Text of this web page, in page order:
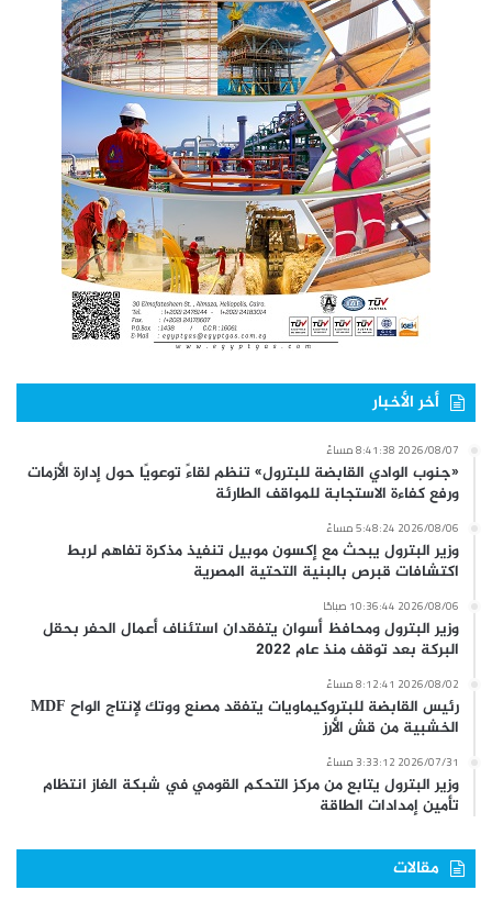
أخر الأخبار
2026/08/07 8:41:38 مساءً
«جنوب الوادي القابضة للبترول» تنظم لقاءً توعويًا حول إدارة الأزمات
ورفع كفاءة الاستجابة للمواقف الطارئة
2026/08/06 5:48:24 مساءً
وزير البترول يبحث مع إكسون موبيل تنفيذ مذكرة تفاهم لربط
اكتشافات قبرص بالبنية التحتية المصرية
2026/08/06 10:36:44 صباحًا
وزير البترول ومحافظ أسوان يتفقدان استئناف أعمال الحفر بحقل
البركة بعد توقف منذ عام 2022
2026/08/02 8:12:41 مساءً
رئيس القابضة للبتروكيماويات يتفقد مصنع ووتك لإنتاج الواح MDF
الخشبية من قش الأرز
2026/07/31 3:33:12 مساءً
وزير البترول يتابع من مركز التحكم القومي في شبكة الغاز انتظام
تأمين إمدادات الطاقة
مقالات